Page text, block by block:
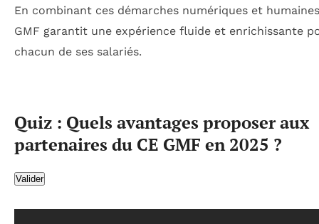
En combinant ces démarches numériques et
GMF garantit une expérience fluide et enrichissante
chacun de ses salariés.
Quiz : Quels avantages proposer aux
partenaires du CE GMF en 2025 ?
Valider